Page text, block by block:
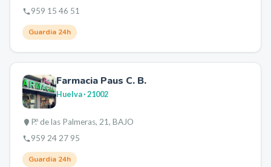
959 15 46 51
Guardia 24h
Farmacia Paus C. B.
Huelva· 21002
P.º de las Palmeras, 21, BAJO
959 24 27 95
Guardia 24h